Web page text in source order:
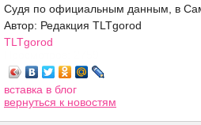
Судя по официальным данным, в
Автор: Редакция TLTgorod
TLTgorod
вставка в блог
вернуться к новостям